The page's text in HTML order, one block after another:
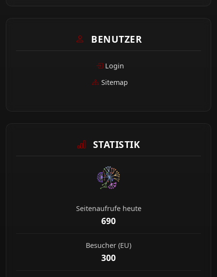
BENUTZER
Login
Sitemap
STATISTIK
Seitenaufrufe heute
690
Besucher (EU)
300